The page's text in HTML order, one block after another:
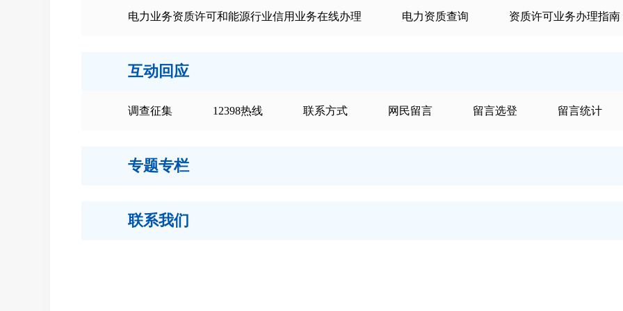
电力业务资质许可和能源行业信用业务在线办理 电力资质查询 ‍资质许可业务办理指南
互动回应
调查征集 12398热线 联系方式 网民留言 留言选登 留言统计
专题专栏
联系我们